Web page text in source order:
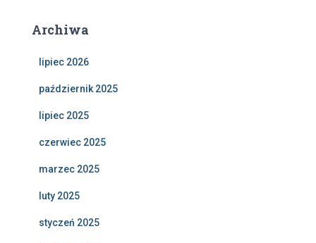
Archiwa
lipiec 2026
październik 2025
lipiec 2025
czerwiec 2025
marzec 2025
luty 2025
styczeń 2025